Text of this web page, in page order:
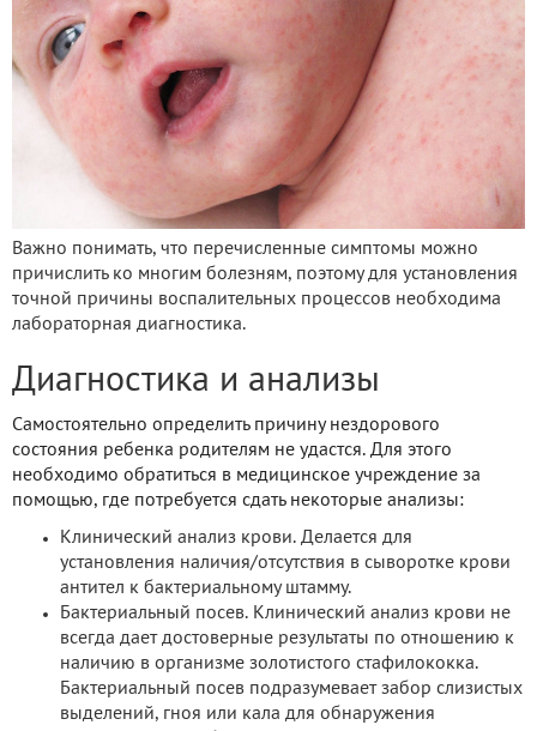
Важно понимать, что перечисленные симптомы можно
причислить ко многим болезням, поэтому для установления
точной причины воспалительных процессов необходима
лабораторная диагностика.
Диагностика и анализы
Самостоятельно определить причину нездорового
состояния ребенка родителям не удастся. Для этого
необходимо обратиться в медицинское учреждение за
помощью, где потребуется сдать некоторые анализы:
Клинический анализ крови. Делается для
установления наличия/отсутствия в сыворотке крови
антител к бактериальному штамму.
Бактериальный посев. Клинический анализ крови не
всегда дает достоверные результаты по отношению к
наличию в организме золотистого стафилококка.
Бактериальный посев подразумевает забор слизистых
выделений, гноя или кала для обнаружения